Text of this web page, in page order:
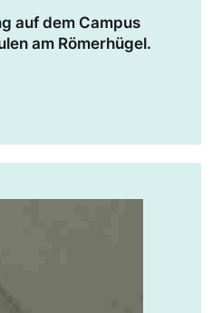
auf dem Campus
am Römerhügel.